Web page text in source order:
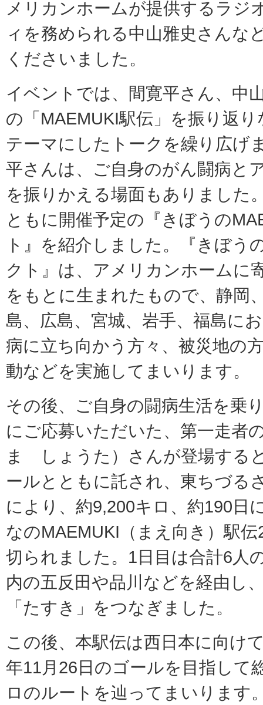
メリカンホームが提供するラジ
ィを務められる中山雅史さんな
くださいました。
イベントでは、間寛平さん、中
の「MAEMUKI駅伝」を振り返り
テーマにしたトークを繰り広げ
平さんは、ご自身のがん闘病と
を振りかえる場面もありました
ともに開催予定の『きぼうの
ト』を紹介しました。『きぼう
クト』は、アメリカンホームに
をもとに生まれたもので、静岡
島、広島、宮城、岩手、福島に
病に立ち向かう方々、被災地の
動などを実施してまいります。
その後、ご自身の闘病生活を乗
にご応募いただいた、第一走者
ま しょうた）さんが登場する
ールとともに託され、東ちづる
により、約9,200キロ、約190日
なのMAEMUKI（まえ向き）駅
切られました。1日目は合計6人
内の五反田や品川などを経由し
「たすき」をつなぎました。
この後、本駅伝は西日本に向け
年11月26日のゴールを目指して
ロのルートを辿ってまいります